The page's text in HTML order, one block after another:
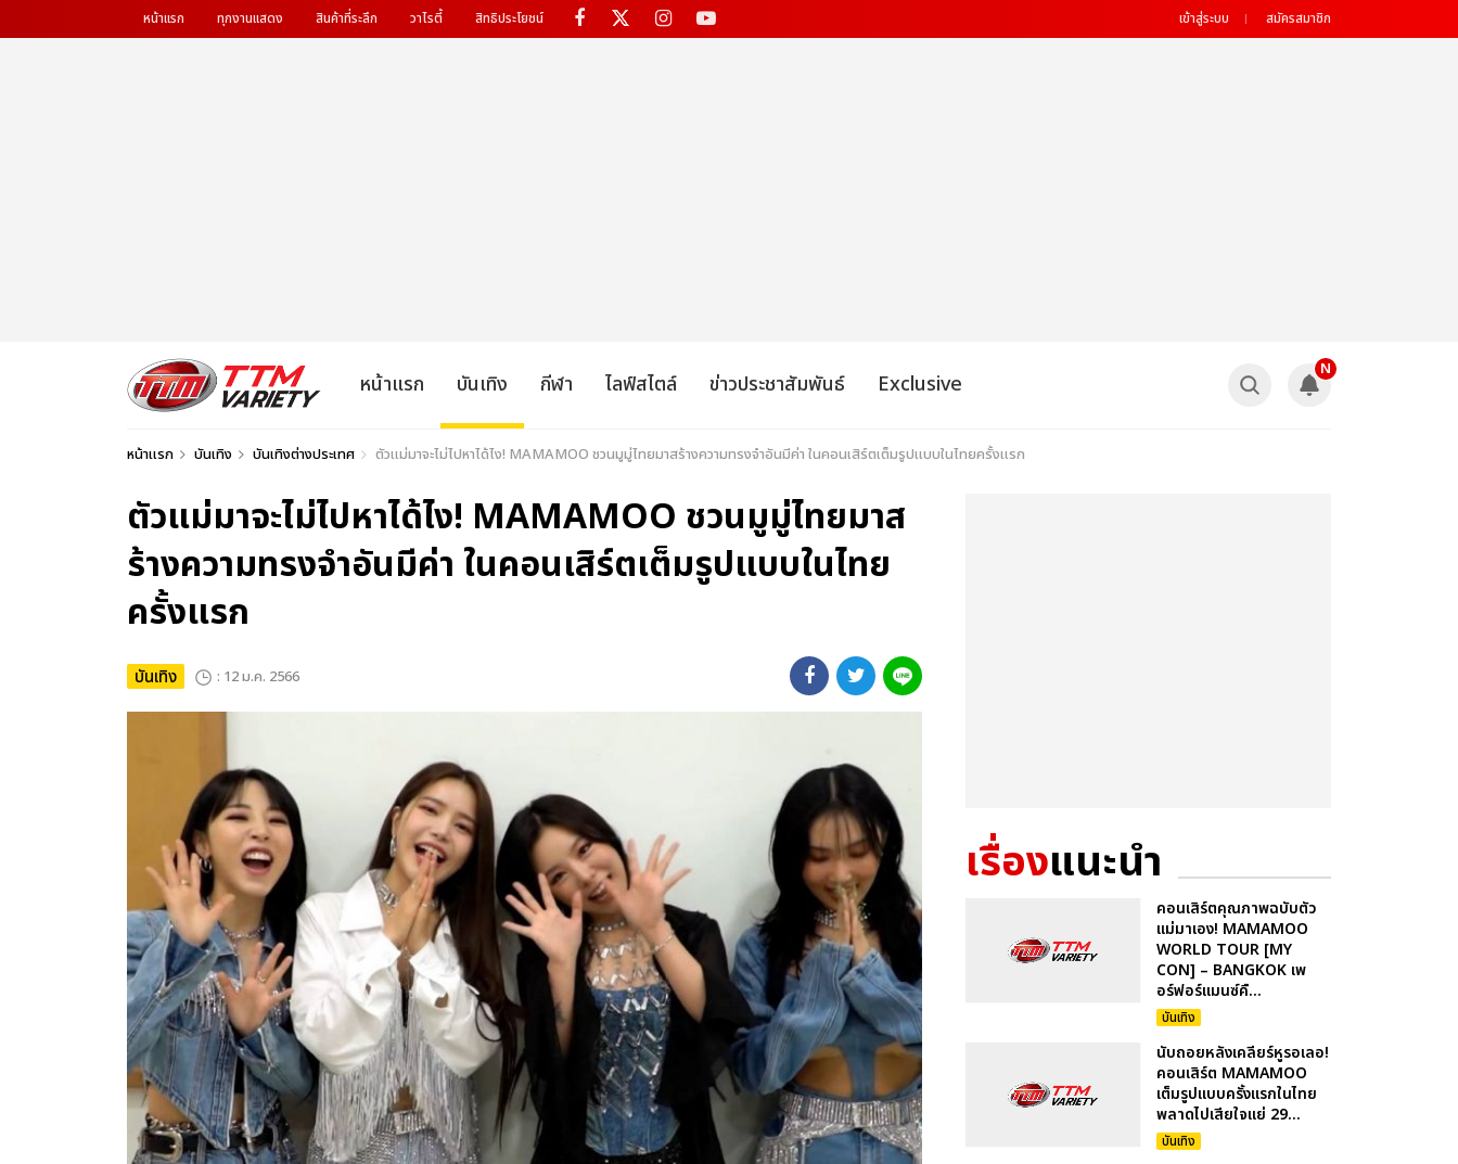
หน้าแรก ทุกงานแสดง สินค้าที่ระลึก วาไรตี้ สิทธิประโยชน์ เข้าสู่ระบบ สมัครสมาชิก
หน้าแรก บันเทิง กีฬา ไลฟ์สไตล์ ข่าวประชาสัมพันธ์ Exclusive
N
หน้าแรก บันเทิง บันเทิงต่างประเทศ ตัวแม่มาจะไม่ไปหาได้ไง! MAMAMOO ชวนมูมู่ไทยมาสร้างความทรงจำอันมีค่า ในคอนเสิร์ตเต็มรูปแบบในไทยครั้งแรก
ตัวแม่มาจะไม่ไปหาได้ไง! MAMAMOO ชวนมูมู่ไทยมาส
ร้างความทรงจำอันมีค่า ในคอนเสิร์ตเต็มรูปแบบในไทย
ครั้งแรก
บันเทิง : 12 ม.ค. 2566
เรื่องแนะนำ
คอนเสิร์ตคุณภาพฉบับตัว
แม่มาเอง! MAMAMOO
WORLD TOUR [MY
CON] – BANGKOK เพ
อร์ฟอร์แมนซ์คื...
บันเทิง
นับถอยหลังเคลียร์หูรอเลอ!
คอนเสิร์ต MAMAMOO
เต็มรูปแบบครั้งแรกในไทย
พลาดไปเสียใจแย่ 29...
บันเทิง